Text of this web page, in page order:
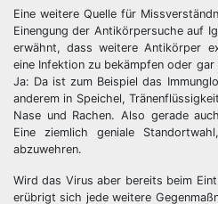
Eine weitere Quelle für
Einengung der Antikörpersuche auf
erwähnt, dass weitere Antikörper
eine Infektion zu bekämpfen oder
Ja: Da ist zum Beispiel das
anderem in Speichel,
Nase und Rachen. Also gerade
Eine ziemlich geniale
abzuwehren.
Wird das Virus aber bereits beim
erübrigt sich jede weitere